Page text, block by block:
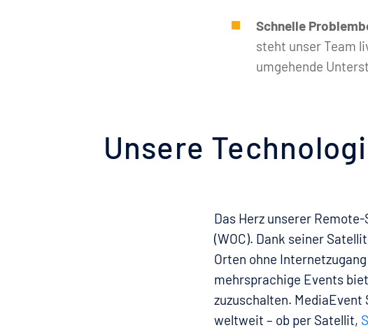
Schnelle
steht unser Team
umgehende
Unsere
Das Herz unserer
(WOC). Dank seiner
Orten ohne
mehrsprachige Events
zuzuschalten.
weltweit – ob per Satellit,